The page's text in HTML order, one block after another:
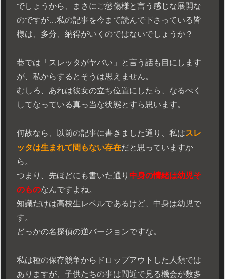
でしょうから、まさにご愁傷様と言う感じな展開な
のですが…私の記事を今まで読んで下さっている皆
様は、多分、納得がいくのではないでしょうか？
巷では「スレッタがヤバい」と言う話も目にします
が、私からするとそうは思えません。
むしろ、あれは彼女の立ち位置にしたら、なるべく
してなっている真っ当な状態とすら思います。
何故なら、以前の記事に書きました通り、私はスレ
ッタは生まれて間もない存在だと思っていますか
ら。
つまり、先ほどにも書いた通り 中身の情緒は幼児そ
のものなんですよね。
知識だけは高校生レベルであるけど、中身は幼児で
す。
どっかの名探偵の逆バージョンですな。
私は種の保存競争からドロップアウトした人類では
ありますが、子供たちの事は間近で見る機会が数多